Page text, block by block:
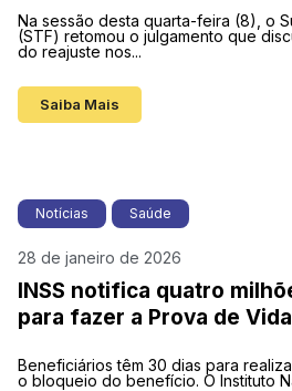
Na sessão desta quarta-feira (8), o
(STF) retomou o julgamento que
do reajuste nos...
Saiba Mais
Notícias Saúde
28 de janeiro de 2026
INSS notifica quatro
para fazer a Prova de Vida
Beneficiários têm 30 dias para
o bloqueio do benefício. O Instituto